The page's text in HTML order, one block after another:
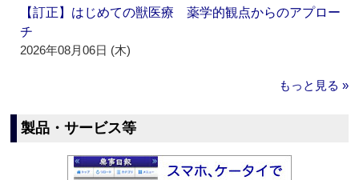
【訂正】はじめての獣医療 薬学的観点からのアプロー
チ
2026年08月06日 (木)
もっと見る »
製品・サービス等